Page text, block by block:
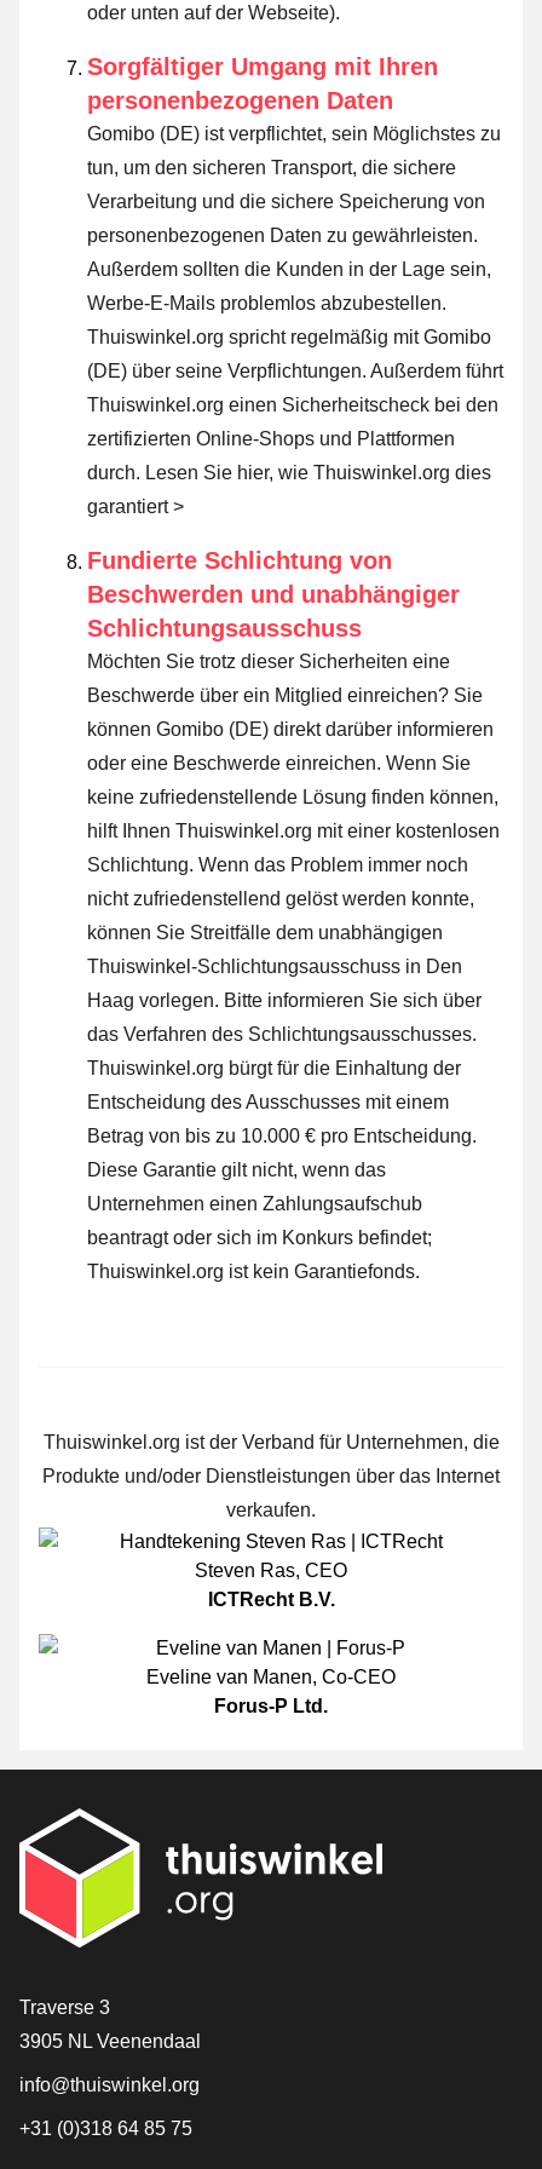
oder unten auf der Webseite).
Sorgfältiger Umgang mit Ihren
personenbezogenen Daten
Gomibo (DE) ist verpflichtet, sein Möglichstes zu
tun, um den sicheren Transport, die sichere
Verarbeitung und die sichere Speicherung von
personenbezogenen Daten zu gewährleisten.
Außerdem sollten die Kunden in der Lage sein,
Werbe-E-Mails problemlos abzubestellen.
Thuiswinkel.org spricht regelmäßig mit Gomibo
(DE) über seine Verpflichtungen. Außerdem führt
Thuiswinkel.org einen Sicherheitscheck bei den
zertifizierten Online-Shops und Plattformen
durch. Lesen Sie hier, wie Thuiswinkel.org dies
garantiert >
Fundierte Schlichtung von
Beschwerden und unabhängiger
Schlichtungsausschuss
Möchten Sie trotz dieser Sicherheiten eine
Beschwerde über ein Mitglied einreichen? Sie
können Gomibo (DE) direkt darüber informieren
oder eine Beschwerde einreichen. Wenn Sie
keine zufriedenstellende Lösung finden können,
hilft Ihnen Thuiswinkel.org mit einer kostenlosen
Schlichtung. Wenn das Problem immer noch
nicht zufriedenstellend gelöst werden konnte,
können Sie Streitfälle dem unabhängigen
Thuiswinkel-Schlichtungsausschuss in Den
Haag vorlegen. Bitte informieren Sie sich über
das Verfahren des Schlichtungsausschusses.
Thuiswinkel.org bürgt für die Einhaltung der
Entscheidung des Ausschusses mit einem
Betrag von bis zu 10.000 € pro Entscheidung.
Diese Garantie gilt nicht, wenn das
Unternehmen einen Zahlungsaufschub
beantragt oder sich im Konkurs befindet;
Thuiswinkel.org ist kein Garantiefonds.
Thuiswinkel.org ist der Verband für Unternehmen, die
Produkte und/oder Dienstleistungen über das Internet
verkaufen.
Steven Ras, CEO
ICTRecht B.V.
Eveline van Manen, Co-CEO
Forus-P Ltd.
[_General:Contact]
Traverse 3
3905 NL Veenendaal
info@thuiswinkel.org
+31 (0)318 64 85 75